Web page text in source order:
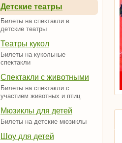
Детские театры
Билеты на спектакли в
детские театры
Театры кукол
Билеты на кукольные
спектакли
Спектакли с животными
Билеты на спектакли с
участием животных и птиц
Мюзиклы для детей
Билеты на детские мюзиклы
Шоу для детей